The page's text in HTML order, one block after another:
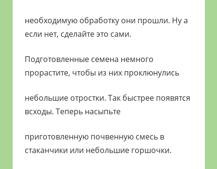
необходимую обработку они прошли. Ну а
если нет, сделайте это сами.
Подготовленные семена немного
прорастите, чтобы из них проклюнулись
небольшие отростки. Так быстрее появятся
всходы. Теперь насыпьте
приготовленную почвенную смесь в
стаканчики или небольшие горшочки.